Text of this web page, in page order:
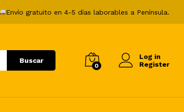
Envío gratuito en 4-5 días laborables a Península.
Buscar
0
Log in
Register
242,99€ Añadir al carrito